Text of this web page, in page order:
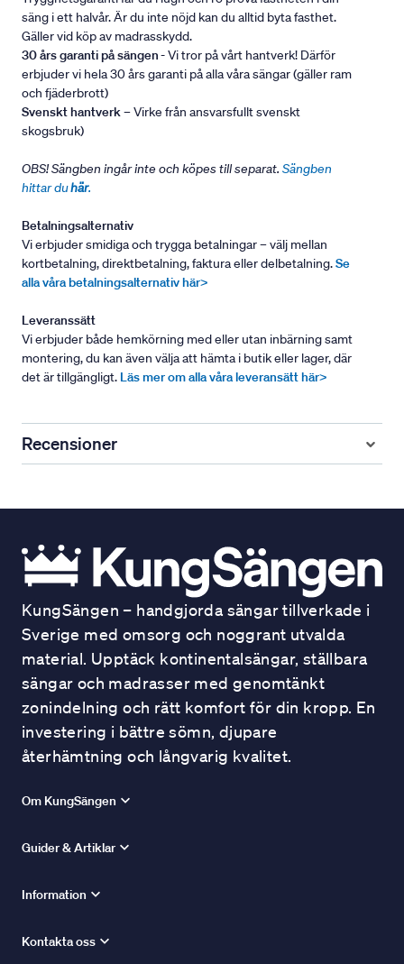
säng i ett halvår. Är du inte nöjd kan du alltid byta fasthet.
Gäller vid köp av madrasskydd.
30 års garanti på sängen- Vi tror på vårt hantverk! Därför
erbjuder vi hela 30 års garanti på alla våra sängar (gäller ram
och fjäderbrott)
Svenskt hantverk– Virke från ansvarsfullt svenskt
skogsbruk)
OBS! Sängben ingår inte och köpes till separat. Sängben
hittar duhär.
Betalningsalternativ
Vi erbjuder smidiga och trygga betalningar – välj mellan
kortbetalning, direktbetalning, faktura eller delbetalning.Se
alla våra betalningsalternativ här>
Leveranssätt
Vi erbjuder både hemkörning med eller utan inbärning samt
montering, du kan även välja att hämta i butik eller lager, där
det är tillgängligt. Läs mer om alla våra leveransätt här>
Recensioner
KungSängen – handgjorda sängar tillverkade i
Sverige med omsorg och noggrant utvalda
material. Upptäck kontinentalsängar, ställbara
sängar och madrasser med genomtänkt
zonindelning och rätt komfort för din kropp. En
investering i bättre sömn, djupare
återhämtning och långvarig kvalitet.
Om KungSängen
Guider & Artiklar
Information
Kontakta oss